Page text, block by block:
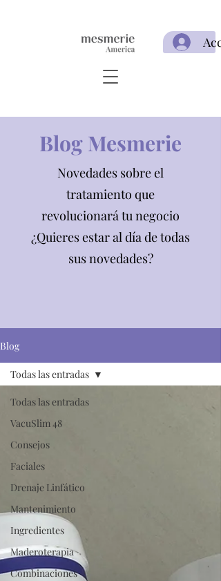
Blog Mesmerie
Novedades sobre el
tratamiento que
revolucionará tu negocio
¿Quieres estar al día de todas
sus novedades?
Blog
Todas las entradas
VacuSlim 48
Consejos
Faciales
Drenaje Linfático
Mantenimiento
Ingredientes
Maderoterapia
Combinaciones
Todas las entradas